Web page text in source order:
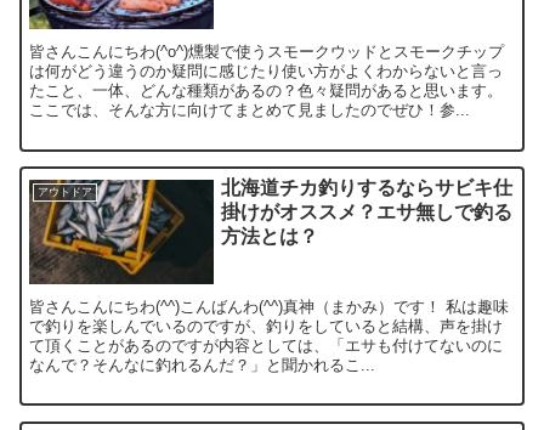
皆さんこんにちわ(^o^)燻製で使うスモークウッドとスモークチップ
は何がどう違うのか疑問に感じたり使い方がよくわからないと言っ
たこと、一体、どんな種類があるの？色々疑問があると思います。
ここでは、そんな方に向けてまとめて見ましたのでぜひ！参...
アウトドア
北海道チカ釣りするならサビキ仕
掛けがオススメ？エサ無しで釣る
方法とは？
皆さんこんにちわ(^^)こんばんわ(^^)真神（まかみ）です！ 私は趣味
で釣りを楽しんでいるのですが、釣りをしていると結構、声を掛け
て頂くことがあるのですが内容としては、「エサも付けてないのに
なんで？そんなに釣れるんだ？」と聞かれるこ...